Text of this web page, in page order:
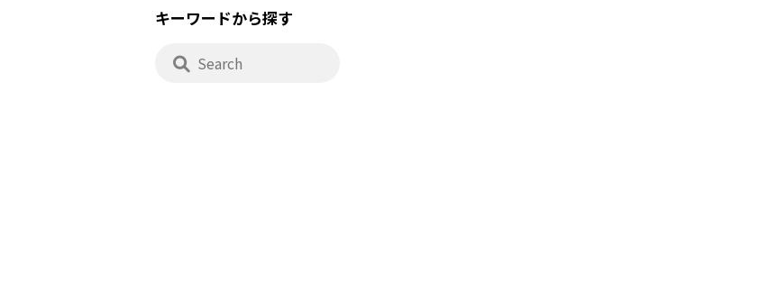
キーワードから探す